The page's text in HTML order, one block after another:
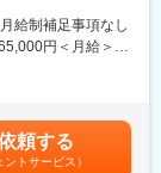
種に及びます。
医療機器・医療材
にまで幅広く医
入れ、病院・診療
となる鉄に、炭素
いろな能力を発
給制補足事項なし
円＜月給＞
頼する
ントサービス）